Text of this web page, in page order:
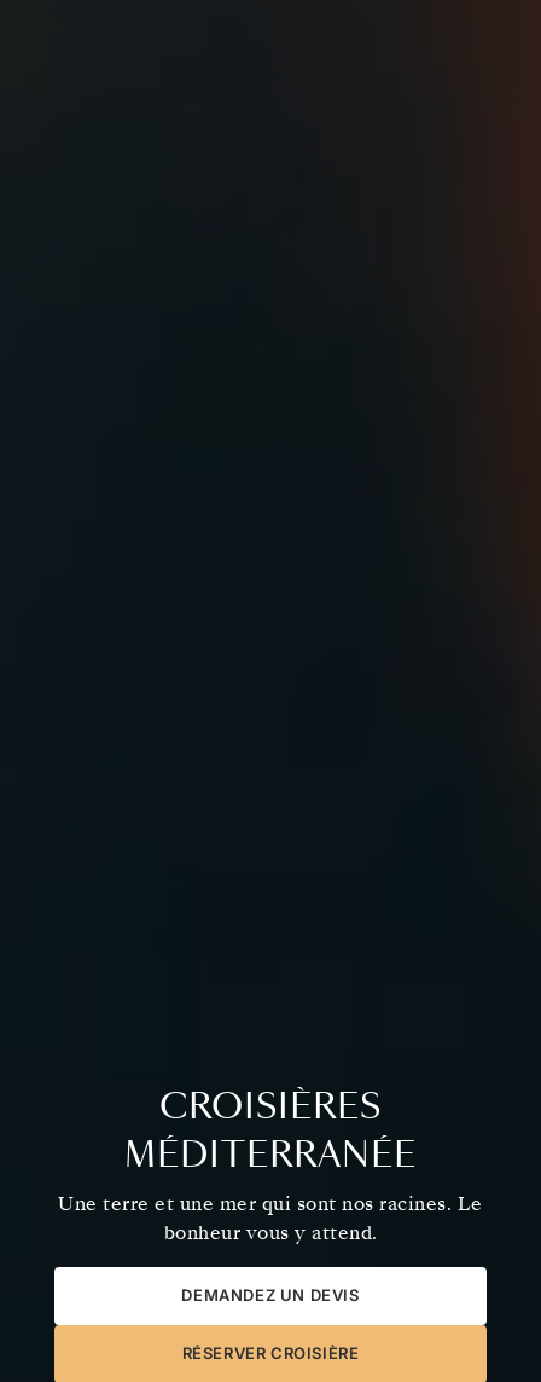
CROISIÈRES
MÉDITERRANÉE
Une terre et une mer qui sont nos racines. Le
bonheur vous y attend.
DEMANDEZ UN DEVIS
RÉSERVER CROISIÈRE